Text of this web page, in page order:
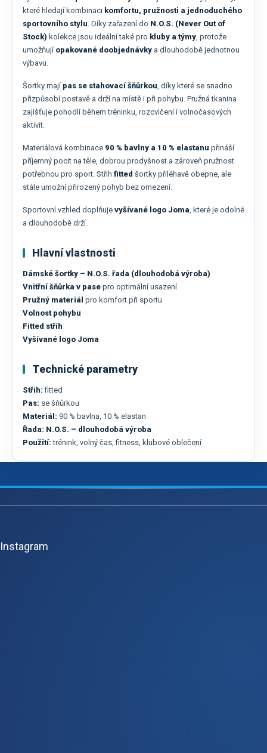
které hledají kombinaci komfortu, pružnosti a jednoduchého
sportovního stylu. Díky zařazení do N.O.S. (Never Out of
Stock) kolekce jsou ideální také pro kluby a týmy, protože
umožňují opakované doobjednávky a dlouhodobě jednotnou
výbavu.
Šortky mají pas se stahovací šňůrkou, díky které se snadno
přizpůsobí postavě a drží na místě i při pohybu. Pružná tkanina
zajišťuje pohodlí během tréninku, rozcvičení i volnočasových
aktivit.
Materiálová kombinace 90 % bavlny a 10 % elastanu přináší
příjemný pocit na těle, dobrou prodyšnost a zároveň pružnost
potřebnou pro sport. Střih fitted šortky přiléhavě obepne, ale
stále umožní přirozený pohyb bez omezení.
Sportovní vzhled doplňuje vyšívané logo Joma, které je odolné
a dlouhodobě drží.
Hlavní vlastnosti
Dámské šortky – N.O.S. řada (dlouhodobá výroba)
Vnitřní šňůrka v pase pro optimální usazení
Pružný materiál pro komfort při sportu
Volnost pohybu
Fitted střih
Vyšívané logo Joma
Technické parametry
Střih: fitted
Pas: se šňůrkou
Materiál: 90 % bavlna, 10 % elastan
Řada: N.O.S. – dlouhodobá výroba
Použití: trénink, volný čas, fitness, klubové oblečení
Z
Instagram